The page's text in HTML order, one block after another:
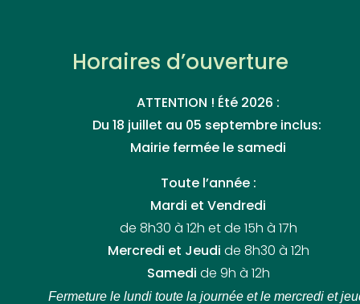
Horaires d’ouverture
ATTENTION ! Été 2026 :
Du 18 juillet au 05 septembre inclus:
Mairie fermée le samedi
Toute l’année :
Mardi et Vendredi
de 8h30 à 12h et de 15h à 17h
Mercredi et Jeudi de 8h30 à 12h
Samedi de 9h à 12h
Fermeture le lundi toute la journée et le mercredi et